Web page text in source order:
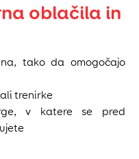
oblačila in
tako da omogočajo
trenirke
v katere se pred